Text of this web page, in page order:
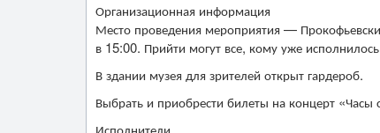
Организационная информация
Место проведения мероприятия —
в 15:00. Прийти могут все, кому уже
В здании музея для зрителей открыт гардероб.
Выбрать и приобрести билеты на концерт
Исполнители